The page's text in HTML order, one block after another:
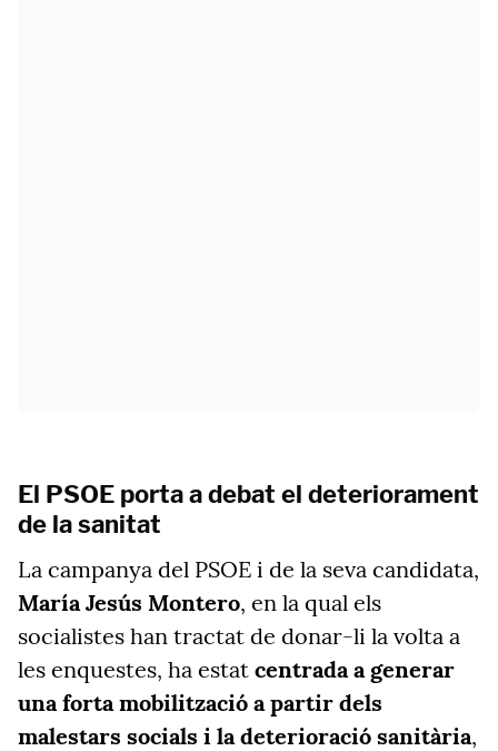
El PSOE porta a debat el deteriorament
de la sanitat
La campanya del PSOE i de la seva candidata,
María Jesús Montero, en la qual els
socialistes han tractat de donar-li la volta a
les enquestes, ha estat centrada a generar
una forta mobilització a partir dels
malestars socials i la deterioració sanitària,